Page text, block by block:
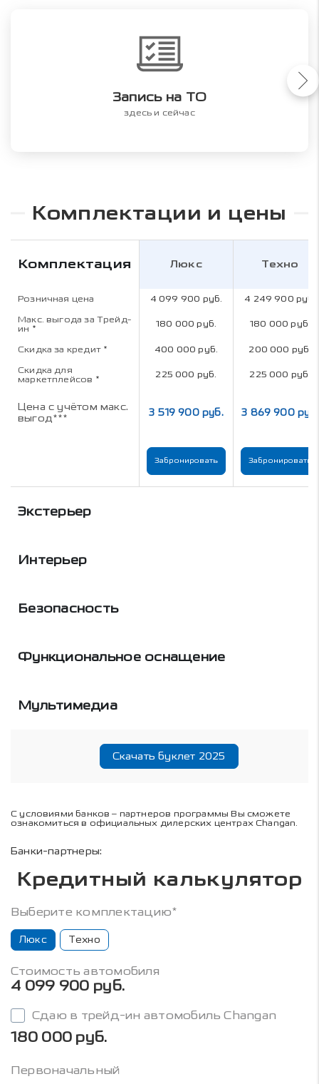
Запись на ТО
здесь и сейчас
Комплектации и цены
Комплектация Люкс Техно
Розничная цена 4 099 900 руб. 4 249 900 руб.
Макс. выгода за Трейд-
ин * 180 000 руб. 180 000 руб.
Скидка за кредит * 400 000 руб. 200 000 руб.
Скидка для
маркетплейсов * 225 000 руб. 225 000 руб.
Цена с учётом макс.
выгод***
3 519 900 руб. 3 869 900 руб.
Забронировать Забронировать
Экстерьер
Интерьер
Безопасность
Функциональное оснащение
Мультимедиа
Скачать буклет 2025
С условиями банков – партнеров программы Вы сможете
ознакомиться в официальных дилерских центрах Changan.
Банки-партнеры:
Кредитный калькулятор
Выберите комплектацию*
Люкс Техно
Стоимость автомобиля
4 099 900 руб.
Сдаю в трейд-ин автомобиль Changan
180 000 руб.
Первоначальный